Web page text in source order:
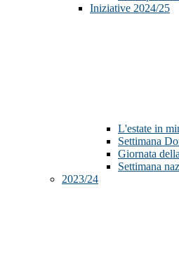
Iniziative 2024/25
L'estate in
Settimana
Giornata
Settimana
2023/24